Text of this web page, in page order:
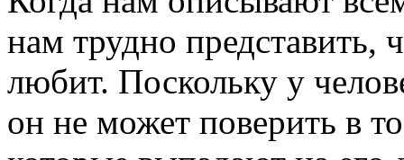
нам трудно представить,
любит. Поскольку у
он не может поверить в